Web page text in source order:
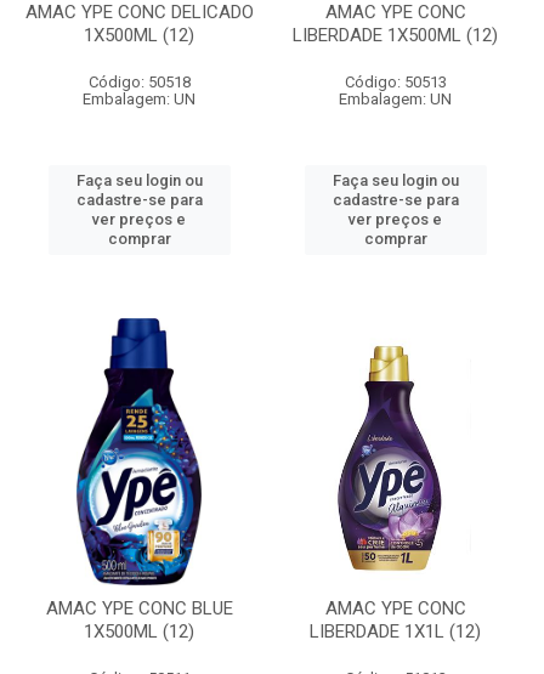
AMAC YPE CONC DELICADO
1X500ML (12)
Código: 50518
Embalagem: UN
Faça seu login ou
cadastre-se para
ver preços e
comprar
AMAC YPE CONC
LIBERDADE 1X500ML (12)
Código: 50513
Embalagem: UN
Faça seu login ou
cadastre-se para
ver preços e
comprar
AMAC YPE CONC BLUE
1X500ML (12)
AMAC YPE CONC
LIBERDADE 1X1L (12)